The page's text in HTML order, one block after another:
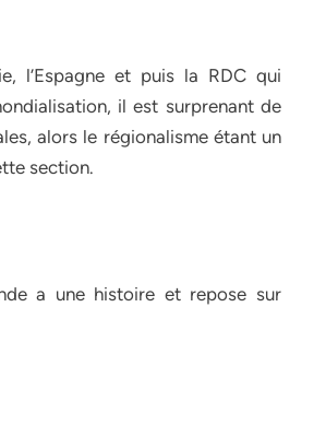
l’Espagne et puis la RDC qui
il est surprenant de
alors le régionalisme étant un
section.
a une histoire et repose sur